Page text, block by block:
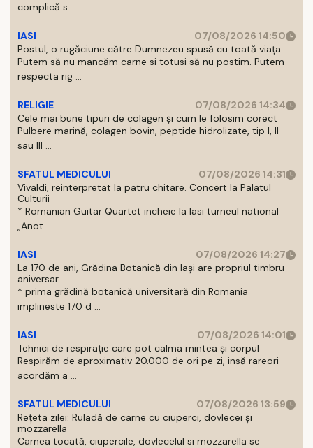
complică s ...
IASI
07/08/2026 14:50
Postul, o rugăciune către Dumnezeu spusă cu toată viața
Putem să nu mancăm carne si totusi să nu postim. Putem
respecta rig ...
RELIGIE
07/08/2026 14:34
Cele mai bune tipuri de colagen și cum le folosim corect
Pulbere marină, colagen bovin, peptide hidrolizate, tip I, II
sau III ...
SFATUL MEDICULUI
07/08/2026 14:31
Vivaldi, reinterpretat la patru chitare. Concert la Palatul
Culturii
* Romanian Guitar Quartet incheie la Iasi turneul national
„Anot ...
IASI
07/08/2026 14:27
La 170 de ani, Grădina Botanică din Iași are propriul timbru
aniversar
* prima grădină botanică universitară din Romania
implineste 170 d ...
IASI
07/08/2026 14:01
Tehnici de respirație care pot calma mintea și corpul
Respirăm de aproximativ 20.000 de ori pe zi, insă rareori
acordăm a ...
SFATUL MEDICULUI
07/08/2026 13:59
Rețeta zilei: Ruladă de carne cu ciuperci, dovlecei și
mozzarella
Carnea tocată, ciupercile, dovlecelul si mozzarella se